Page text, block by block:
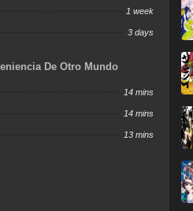
1 week
3 days
De Otro Mundo
14 mins
14 mins
13 mins